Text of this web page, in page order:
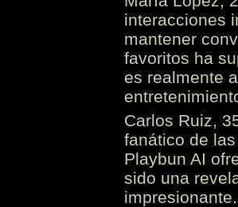
interacciones
mantener
favoritos ha
es realmente
Carlos Ruiz,
fanático de
Playbun AI
sido una